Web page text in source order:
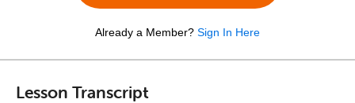
Already a Member? Sign In Here
Lesson Transcript